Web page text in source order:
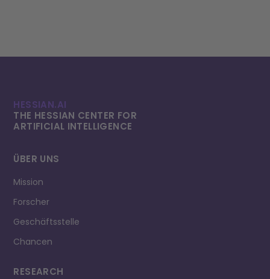
HESSIAN.AI
THE HESSIAN CENTER FOR
ARTIFICIAL INTELLI­GENCE
ÜBER UNS
Mission
Forscher
Geschäftsstelle
Chancen
RESEARCH